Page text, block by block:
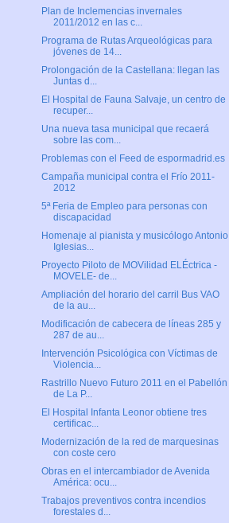
Plan de Inclemencias invernales
2011/2012 en las c...
Programa de Rutas Arqueológicas para
jóvenes de 14...
Prolongación de la Castellana: llegan las
Juntas d...
El Hospital de Fauna Salvaje, un centro de
recuper...
Una nueva tasa municipal que recaerá
sobre las com...
Problemas con el Feed de espormadrid.es
Campaña municipal contra el Frío 2011-
2012
5ª Feria de Empleo para personas con
discapacidad
Homenaje al pianista y musicólogo Antonio
Iglesias...
Proyecto Piloto de MOVilidad ELÉctrica -
MOVELE- de...
Ampliación del horario del carril Bus VAO
de la au...
Modificación de cabecera de líneas 285 y
287 de au...
Intervención Psicológica con Víctimas de
Violencia...
Rastrillo Nuevo Futuro 2011 en el Pabellón
de La P...
El Hospital Infanta Leonor obtiene tres
certificac...
Modernización de la red de marquesinas
con coste cero
Obras en el intercambiador de Avenida
América: ocu...
Trabajos preventivos contra incendios
forestales d...